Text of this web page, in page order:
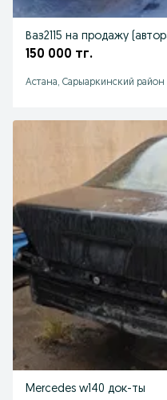
Ваз2115 на продажу
150 000 тг.
Астана, Сарыаркинский район
Mercedes w140 док-ты